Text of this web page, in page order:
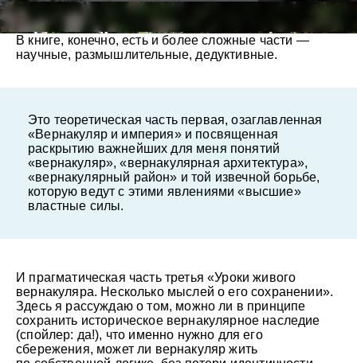
© Андрей Иванов
В книге, конечно, есть и более сложные части —
научные, размышлительные, дедуктивные.
Это теоретическая часть первая, озаглавленная
«Вернакуляр и империя» и посвященная
раскрытию важнейших для меня понятий
«вернакуляр», «вернакулярная архитектура»,
«вернакулярный район» и той извечной борьбе,
которую ведут с этими явлениями «высшие»
властные силы.
И прагматическая часть третья «Уроки живого
вернакуляра. Несколько мыслей о его сохранении».
Здесь я рассуждаю о том, можно ли в принципе
сохранить историческое вернакулярное наследие
(спойлер: да!), что именно нужно для его
сбережения, может ли вернакуляр жить